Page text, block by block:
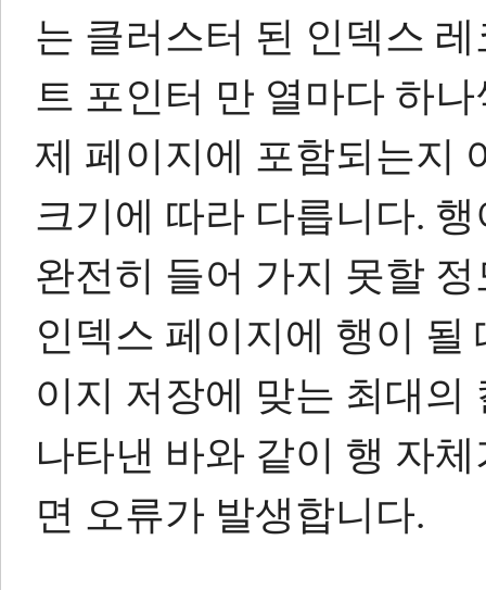
는 클러스터 된 인덱스
트 포인터 만 열마다 하
제 페이지에 포함되는지
크기에 따라 다릅니다. 행
완전히 들어 가지 못할
인덱스 페이지에 행이 될
이지 저장에 맞는 최대의
나타낸 바와 같이 행 자
면 오류가 발생합니다.